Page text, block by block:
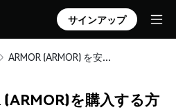
サインアップ
ARMOR (ARMOR) を安全に購入・保管
を購入する方